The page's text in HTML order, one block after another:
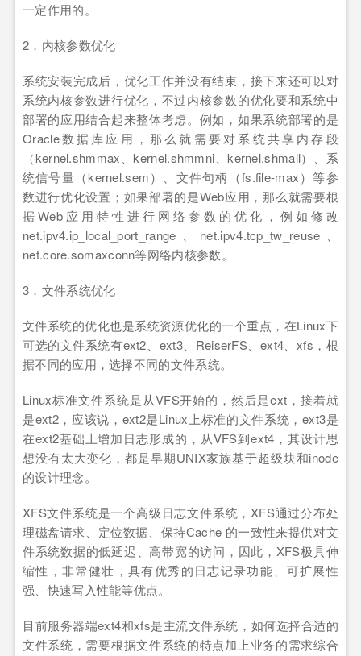
一定作用的。
2．内核参数优化
系统安装完成后，优化工作并没有结束，接下来还可以对
系统内核参数进行优化，不过内核参数的优化要和系统中
部署的应用结合起来整体考虑。例如，如果系统部署的是
Oracle数据库应用，那么就需要对系统共享内存段
（kernel.shmmax、kernel.shmmni、kernel.shmall）、系
统信号量（kernel.sem）、文件句柄（fs.file-max）等参
数进行优化设置；如果部署的是Web应用，那么就需要根
据Web应用特性进行网络参数的优化，例如修改
net.ipv4.ip_local_port_range、net.ipv4.tcp_tw_reuse、
net.core.somaxconn等网络内核参数。
3．文件系统优化
文件系统的优化也是系统资源优化的一个重点，在Linux下
可选的文件系统有ext2、ext3、ReiserFS、ext4、xfs，根
据不同的应用，选择不同的文件系统。
Linux标准文件系统是从VFS开始的，然后是ext，接着就
是ext2，应该说，ext2是Linux上标准的文件系统，ext3是
在ext2基础上增加日志形成的，从VFS到ext4，其设计思
想没有太大变化，都是早期UNIX家族基于超级块和inode
的设计理念。
XFS文件系统是一个高级日志文件系统，XFS通过分布处
理磁盘请求、定位数据、保持Cache 的一致性来提供对文
件系统数据的低延迟、高带宽的访问，因此，XFS极具伸
缩性，非常健壮，具有优秀的日志记录功能、可扩展性
强、快速写入性能等优点。
目前服务器端ext4和xfs是主流文件系统，如何选择合适的
文件系统，需要根据文件系统的特点加上业务的需求综合